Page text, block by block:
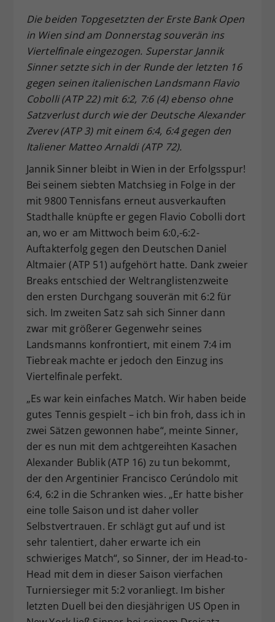
Die beiden Topgesetzten der Erste Bank Open
in Wien sind am Donnerstag souverän ins
Viertelfinale eingezogen. Superstar Jannik
Sinner setzte sich in der Runde der letzten 16
gegen seinen italienischen Landsmann Flavio
Cobolli (ATP 22) mit 6:2, 7:6 (4) ebenso ohne
Satzverlust durch wie der Deutsche Alexander
Zverev (ATP 3) mit einem 6:4, 6:4 gegen den
Italiener Matteo Arnaldi (ATP 72).
Jannik Sinner bleibt in Wien in der Erfolgsspur!
Bei seinem siebten Matchsieg in Folge in der
mit 9800 Tennisfans erneut ausverkauften
Stadthalle knüpfte er gegen Flavio Cobolli dort
an, wo er am Mittwoch beim 6:0,-6:2-
Auftakterfolg gegen den Deutschen Daniel
Altmaier (ATP 51) aufgehört hatte. Dank zweier
Breaks entschied der Weltranglistenzweite
den ersten Durchgang souverän mit 6:2 für
sich. Im zweiten Satz sah sich Sinner dann
zwar mit größerer Gegenwehr seines
Landsmanns konfrontiert, mit einem 7:4 im
Tiebreak machte er jedoch den Einzug ins
Viertelfinale perfekt.
„Es war kein einfaches Match. Wir haben beide
gutes Tennis gespielt – ich bin froh, dass ich in
zwei Sätzen gewonnen habe“, meinte Sinner,
der es nun mit dem achtgereihten Kasachen
Alexander Bublik (ATP 16) zu tun bekommt,
der den Argentinier Francisco Cerúndolo mit
6:4, 6:2 in die Schranken wies. „Er hatte bisher
eine tolle Saison und ist daher voller
Selbstvertrauen. Er schlägt gut auf und ist
sehr talentiert, daher erwarte ich ein
schwieriges Match“, so Sinner, der im Head-to-
Head mit dem in dieser Saison vierfachen
Turniersieger mit 5:2 voranliegt. Im bisher
letzten Duell bei den diesjährigen US Open in
Zweck
Dieser Wert speichert Ihre Consent-
Einstellungen. Unter anderem eine
zufällig generierte ID, für die
historische Speicherung Ihrer
vorgenommen Einstellungen, falls der
Webseiten-Betreiber dies eingestellt
hat.